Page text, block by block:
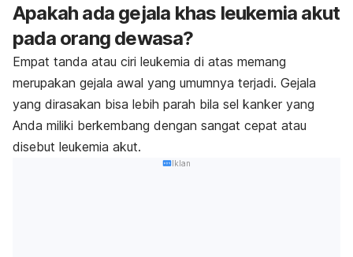
Apakah ada gejala khas leukemia akut
pada orang dewasa?
Empat tanda atau ciri leukemia di atas memang
merupakan gejala awal yang umumnya terjadi. Gejala
yang dirasakan bisa lebih parah bila sel kanker yang
Anda miliki berkembang dengan sangat cepat atau
disebut leukemia akut.
Iklan